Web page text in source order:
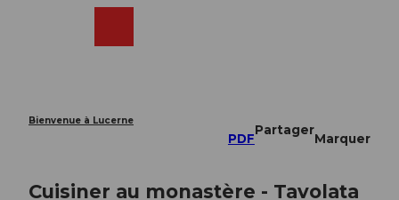
Bienvenue à Lucerne
PDF
Partager
Marquer
Cuisiner au monastère - Tavolata